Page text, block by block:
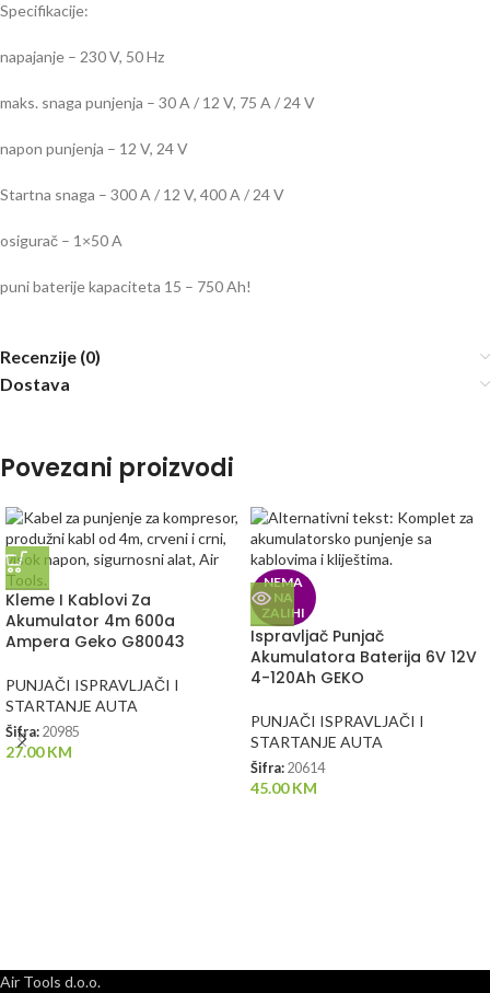
Specifikacije:
napajanje – 230 V, 50 Hz
maks. snaga punjenja – 30 A / 12 V, 75 A / 24 V
napon punjenja – 12 V, 24 V
Startna snaga – 300 A / 12 V, 400 A / 24 V
osigurač – 1×50 A
puni baterije kapaciteta 15 – 750 Ah!
Recenzije (0)
Dostava
Povezani proizvodi
Kleme I Kablovi Za
Akumulator 4m 600a
Ampera Geko G80043
PUNJAČI ISPRAVLJAČI I
STARTANJE AUTA
Šifra: 20985
27.00KM
NEMA
NA
ZALIHI
Ispravljač Punjač
Akumulatora Baterija 6V 12V
4-120Ah GEKO
PUNJAČI ISPRAVLJAČI I
STARTANJE AUTA
Šifra: 20614
45.00KM
Air Tools d.o.o.